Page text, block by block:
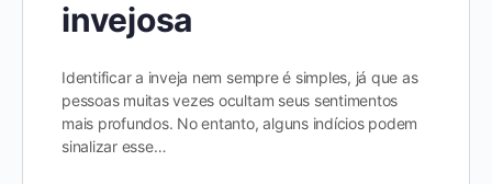
invejosa
Identificar a inveja nem sempre é simples, já que as
pessoas muitas vezes ocultam seus sentimentos
mais profundos. No entanto, alguns indícios podem
sinalizar esse…